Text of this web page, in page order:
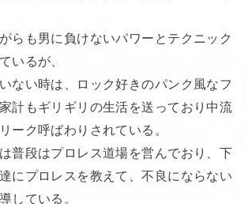
らも男に負けないパワーとテクニック
いるが、
ない時は、ロック好きのパンク風なフ
計もギリギリの生活を送っており中流
ーク呼ばわりされている。
普段はプロレス道場を営んでおり、下
にプロレスを教えて、不良にならない
している。